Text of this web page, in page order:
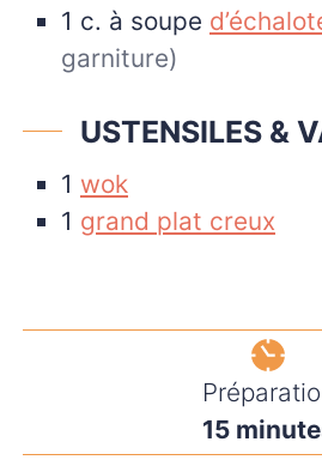
1 c. à soupe
garniture)
USTENSILES &
1 wok
1 grand plat creux
15